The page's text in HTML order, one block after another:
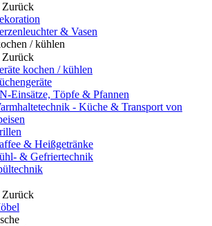
Zurück
& Vasen
/ kühlen
Zurück
kochen / kühlen
Einsätze, Töpfe & Pfannen
- Küche & Transport von
& Heißgetränke
& Gefriertechnik
Zurück